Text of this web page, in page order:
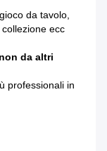
da tavolo,
ecc
da altri
professionali in